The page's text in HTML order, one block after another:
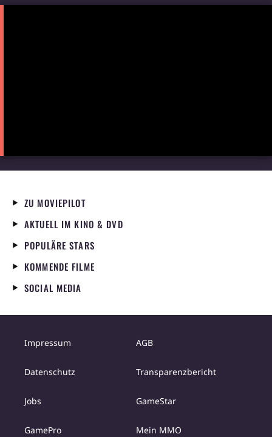
ZU MOVIEPILOT
AKTUELL IM KINO & DVD
POPULÄRE STARS
KOMMENDE FILME
SOCIAL MEDIA
Impressum AGB
Datenschutz Transparenzbericht
Jobs GameStar
GamePro Mein MMO